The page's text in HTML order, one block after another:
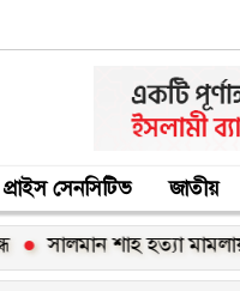
প্রাইস সেনসিটিভ জাতীয়
শাহ হত্যা মামলায় গ্রেপ্তার ডন